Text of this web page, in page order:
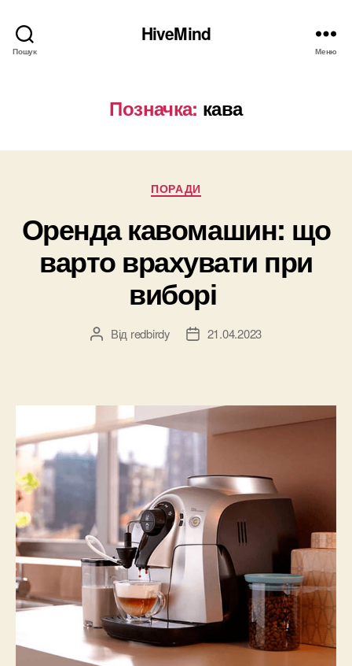
Пошук
HiveMind
Меню
Позначка: кава
Категорії
ПОРАДИ
Оренда кавомашин: що
варто врахувати при
виборі
Автор
Від redbirdy
Дата21.04.2023